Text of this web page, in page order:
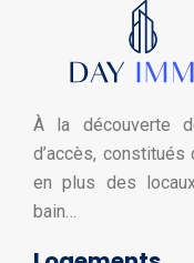
À la découverte
d’accès, constitués
en plus des
bain…